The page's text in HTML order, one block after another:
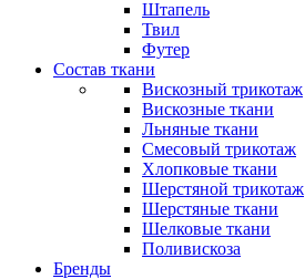
Штапель
Твил
Футер
Состав ткани
Вискозный трикотаж
Вискозные ткани
Льняные ткани
Смесовый трикотаж
Хлопковые ткани
Шерстяной трикотаж
Шерстяные ткани
Шелковые ткани
Поливискоза
Бренды